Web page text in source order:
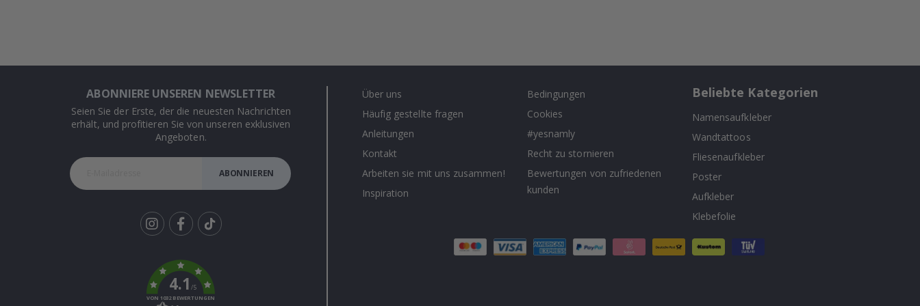
ABONNIERE UNSEREN NEWSLETTER
Seien Sie der Erste, der die neuesten Nachrichten
erhält, und profitieren Sie von unseren exklusiven
Angeboten.
ABONNIEREN
k
4.1/5
VON 1032 BEWERTUNGEN
Über uns
Häufig gestellte fragen
Anleitungen
Kontakt
Arbeiten sie mit uns zusammen!
Inspiration
Bedingungen
Cookies
#yesnamly
Recht zu stornieren
Bewertungen von zufriedenen
kunden
Beliebte Kategorien
Namensaufkleber
Wandtattoos
Fliesenaufkleber
Poster
Aufkleber
Klebefolie